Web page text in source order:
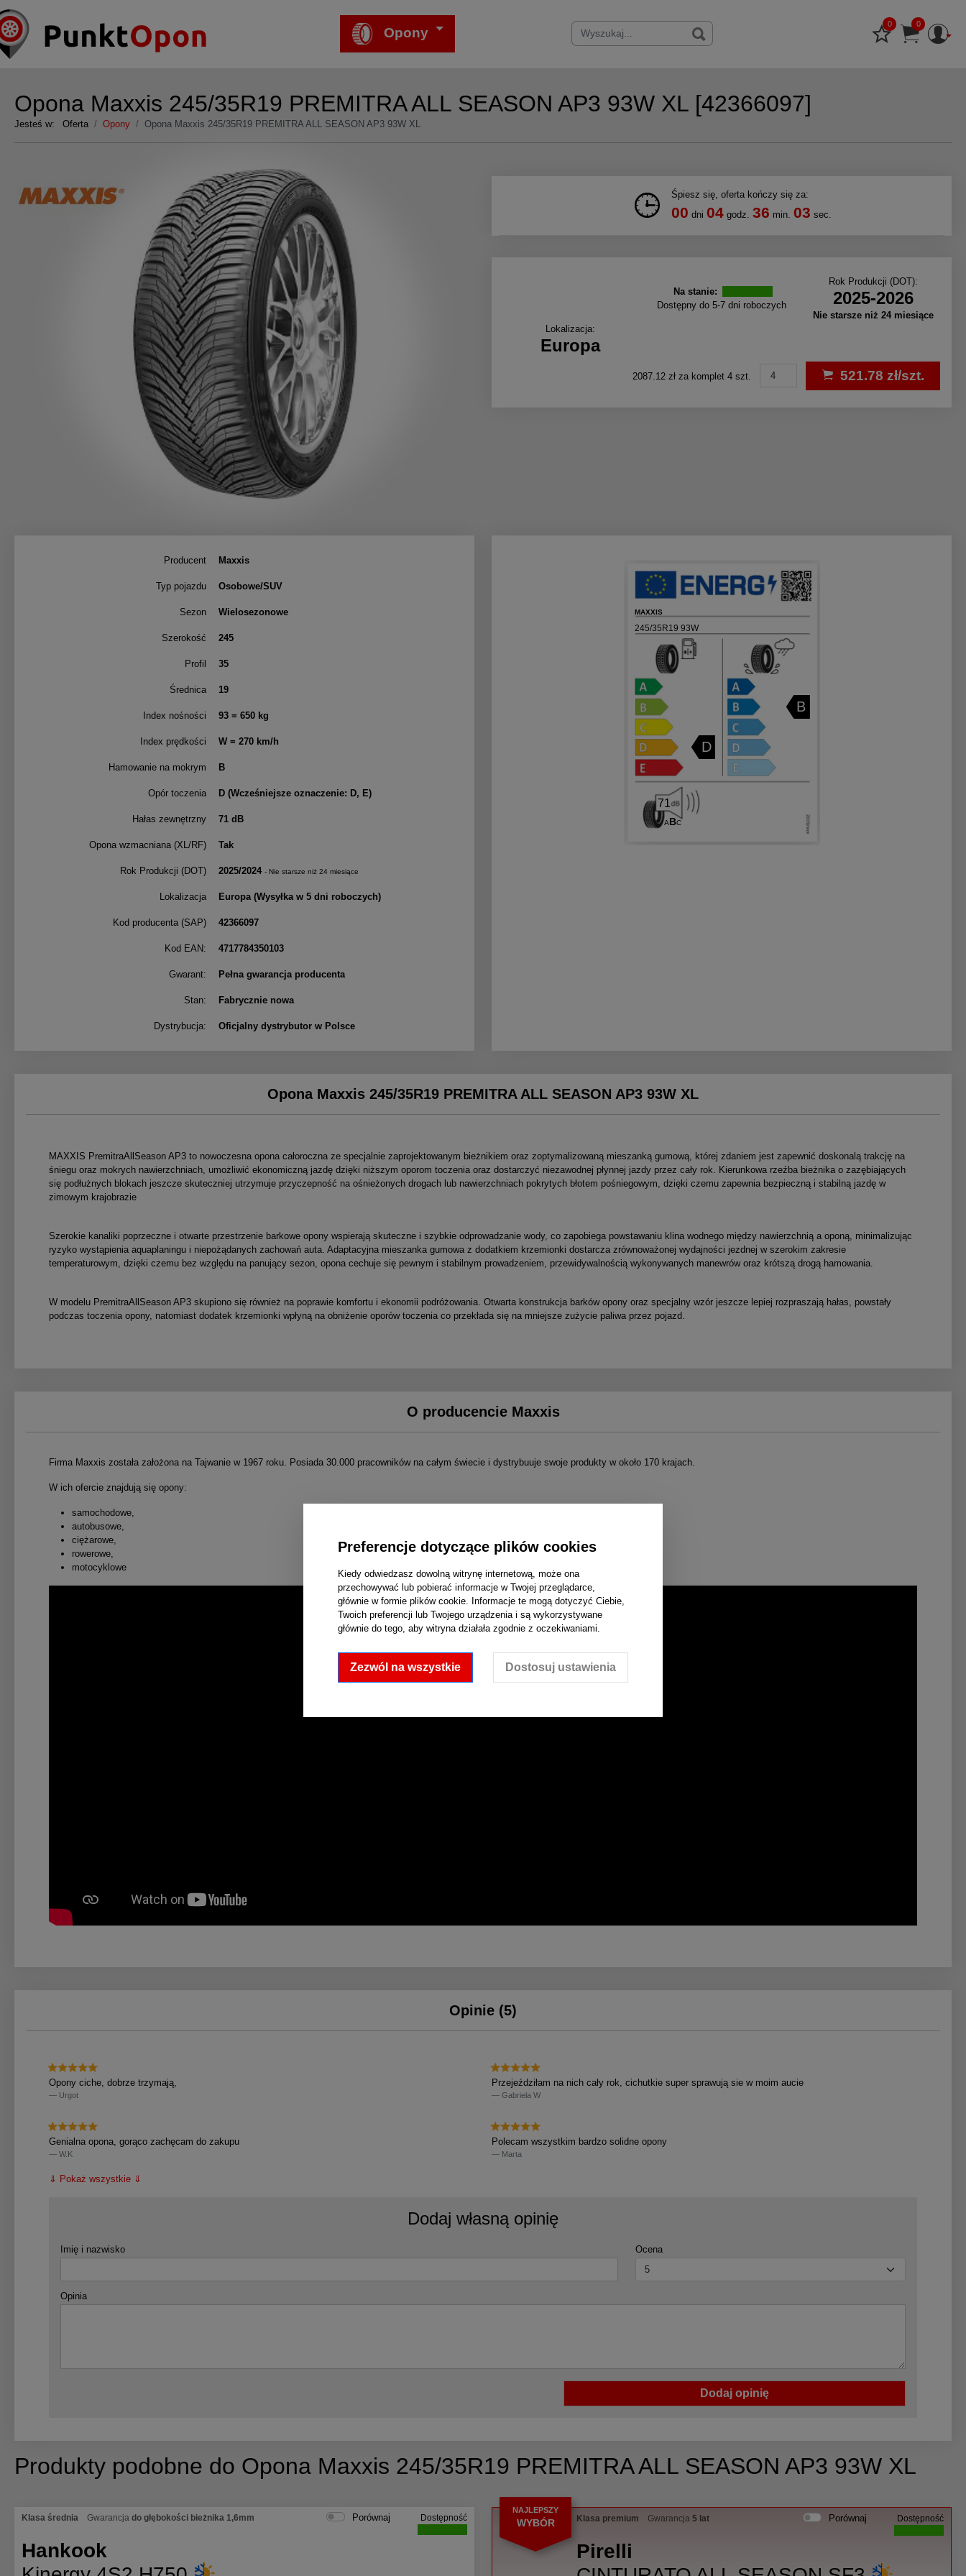
Preferencje dotyczące plików cookies
Kiedy odwiedzasz dowolną witrynę internetową, może ona
przechowywać lub pobierać informacje w Twojej przeglądarce,
głównie w formie plików cookie. Informacje te mogą dotyczyć Ciebie,
Twoich preferencji lub Twojego urządzenia i są wykorzystywane
głównie do tego, aby witryna działała zgodnie z oczekiwaniami.
Zezwól na wszystkie Dostosuj ustawienia
Opony
0 0
Opona Maxxis 245/35R19 PREMITRA ALL SEASON AP3 93W XL [42366097]
Jesteś w: Oferta Opony Opona Maxxis 245/35R19 PREMITRA ALL SEASON AP3 93W XL
Śpiesz się, oferta kończy się za:
00 dni 04 godz. 36 min. 02 sec.
Na stanie:
Dostępny do 5-7 dni roboczych
Rok Produkcji (DOT):
2025-2026
Nie starsze niż 24 miesiące
Lokalizacja:
Europa
2087.12 zł za komplet 4 szt. 521.78 zł/szt.
Producent Maxxis
Typ pojazdu Osobowe/SUV
Sezon Wielosezonowe
Szerokość 245
Profil 35
Średnica 19
Index nośności 93 = 650 kg
Index prędkości W = 270 km/h
Hamowanie na mokrym B
Opór toczenia D (Wcześniejsze oznaczenie: D, E)
Hałas zewnętrzny 71 dB
Opona wzmacniana (XL/RF) Tak
Rok Produkcji (DOT) 2025/2024 - Nie starsze niż 24 miesiące
Lokalizacja Europa (Wysyłka w 5 dni roboczych)
Kod producenta (SAP) 42366097
Kod EAN: 4717784350103
Gwarant: Pełna gwarancja producenta
Stan: Fabrycznie nowa
Dystrybucja: Oficjalny dystrybutor w Polsce
MAXXIS
245/35R19 93W
D
B
A BC
71
Opona Maxxis 245/35R19 PREMITRA ALL SEASON AP3 93W XL
MAXXIS PremitraAllSeason AP3 to nowoczesna opona całoroczna ze specjalnie zaprojektowanym bieżnikiem oraz zoptymalizowaną mieszanką gumową, której zdaniem jest zapewnić doskonalą trakcję na
śniegu oraz mokrych nawierzchniach, umożliwić ekonomiczną jazdę dzięki niższym oporom toczenia oraz dostarczyć niezawodnej płynnej jazdy przez cały rok. Kierunkowa rzeźba bieżnika o zazębiających
się podłużnych blokach jeszcze skuteczniej utrzymuje przyczepność na ośnieżonych drogach lub nawierzchniach pokrytych błotem pośniegowym, dzięki czemu zapewnia bezpieczną i stabilną jazdę w
zimowym krajobrazie
Szerokie kanaliki poprzeczne i otwarte przestrzenie barkowe opony wspierają skuteczne i szybkie odprowadzanie wody, co zapobiega powstawaniu klina wodnego między nawierzchnią a oponą, minimalizując
ryzyko wystąpienia aquaplaningu i niepożądanych zachowań auta. Adaptacyjna mieszanka gumowa z dodatkiem krzemionki dostarcza zrównoważonej wydajności jezdnej w szerokim zakresie
temperaturowym, dzięki czemu bez względu na panujący sezon, opona cechuje się pewnym i stabilnym prowadzeniem, przewidywalnością wykonywanych manewrów oraz krótszą drogą hamowania.
W modelu PremitraAllSeason AP3 skupiono się również na poprawie komfortu i ekonomii podróżowania. Otwarta konstrukcja barków opony oraz specjalny wzór jeszcze lepiej rozpraszają hałas, powstały
podczas toczenia opony, natomiast dodatek krzemionki wpłyną na obniżenie oporów toczenia co przekłada się na mniejsze zużycie paliwa przez pojazd.
O producencie Maxxis
Firma Maxxis została założona na Tajwanie w 1967 roku. Posiada 30.000 pracowników na całym świecie i dystrybuuje swoje produkty w około 170 krajach.
W ich ofercie znajdują się opony:
samochodowe,
autobusowe,
ciężarowe,
rowerowe,
motocyklowe
Opinie (5)
Opony ciche, dobrze trzymają,
Urgot
Przejeździłam na nich cały rok, cichutkie super sprawują sie w moim aucie
Gabriela W
Genialna opona, gorąco zachęcam do zakupu
W.K
Polecam wszystkim bardzo solidne opony
Marta
⇓ Pokaż wszystkie ⇓
Dodaj własną opinię
Imię i nazwisko Ocena
Opinia
Dodaj opinię
Produkty podobne do Opona Maxxis 245/35R19 PREMITRA ALL SEASON AP3 93W XL
Klasa średnia Gwarancja do głębokości bieżnika 1,6mm Porównaj Dostępność
Hankook
NAJLEPSZY
WYBÓR Klasa premium Gwarancja 5 lat Porównaj Dostępność
Pirelli